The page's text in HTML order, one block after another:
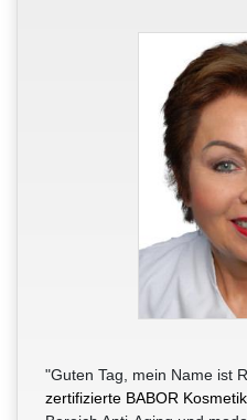
"Guten Tag, mein Name ist
zertifizierte BABOR